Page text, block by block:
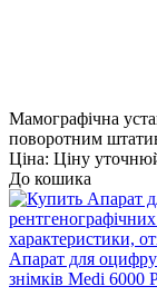
Мамографічна
поворотним
Ціна: Ціну
До кошика
Апарат для
знімків Medi 6000